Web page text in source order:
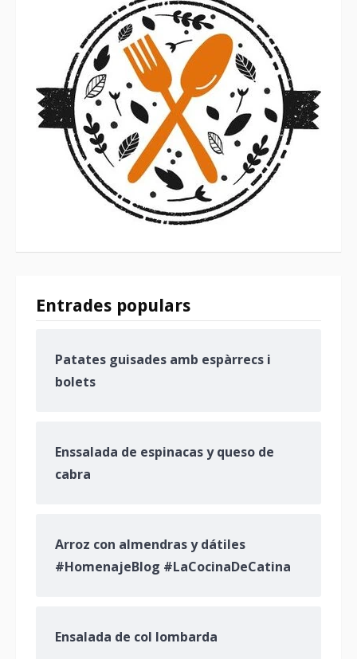
Entrades populars
Patates guisades amb espàrrecs i
bolets
Enssalada de espinacas y queso de
cabra
Arroz con almendras y dátiles
#HomenajeBlog #LaCocinaDeCatina
Ensalada de col lombarda